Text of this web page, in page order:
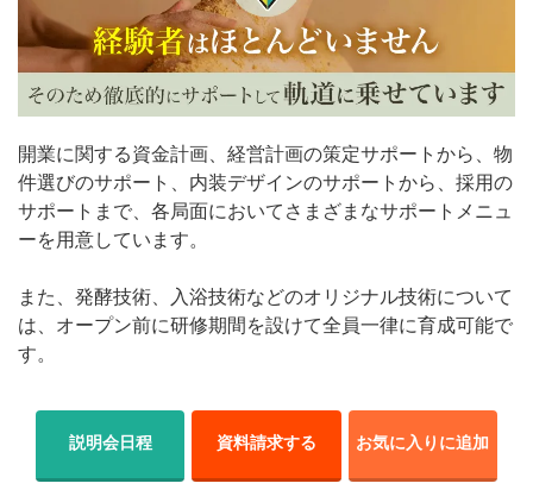
開業に関する資金計画、経営計画の策定サポートから、物
件選びのサポート、内装デザインのサポートから、採用の
サポートまで、各局面においてさまざまなサポートメニュ
ーを用意しています。
また、発酵技術、入浴技術などのオリジナル技術について
は、オープン前に研修期間を設けて全員一律に育成可能で
す。
説明会日程 資料請求する お気に入りに追加